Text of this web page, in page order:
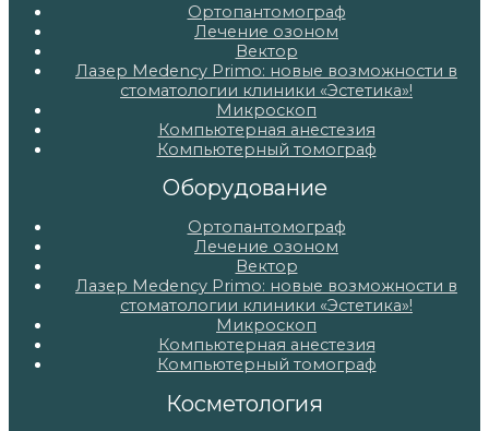
Ортопантомограф
Лечение озоном
Вектор
Лазер Medency Primo: новые возможности в
стоматологии клиники «Эстетика»!
Микроскоп
Компьютерная анестезия
Компьютерный томограф
Оборудование
Ортопантомограф
Лечение озоном
Вектор
Лазер Medency Primo: новые возможности в
стоматологии клиники «Эстетика»!
Микроскоп
Компьютерная анестезия
Компьютерный томограф
Косметология